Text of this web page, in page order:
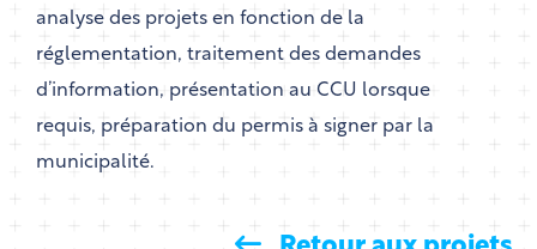
analyse des projets en fonction de la
réglementation, traitement des demandes
d’information, présentation au CCU lorsque
requis, préparation du permis à signer par la
municipalité.